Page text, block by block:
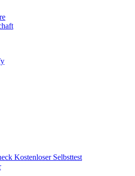
Kostenloser Selbsttest